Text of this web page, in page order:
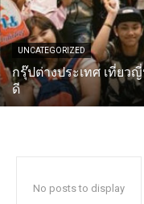
รีวิวท่องเที่ยว
ติดต่อเรา
UNCATEGORIZED
กรุ๊ปต่างประเทศ เที่ย
ดี
No posts to display